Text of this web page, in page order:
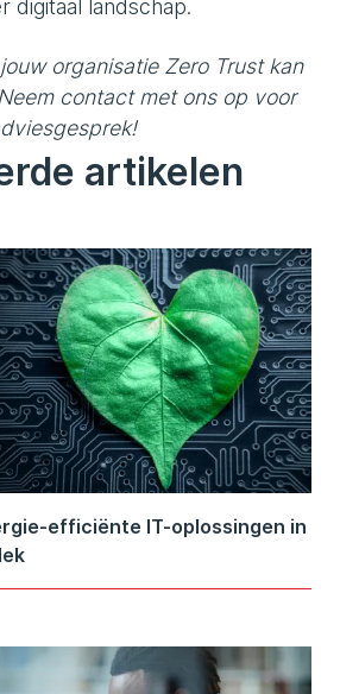
digitaal landschap.
organisatie Zero Trust kan
contact met ons op voor
artikelen
efficiënte IT-oplossingen in